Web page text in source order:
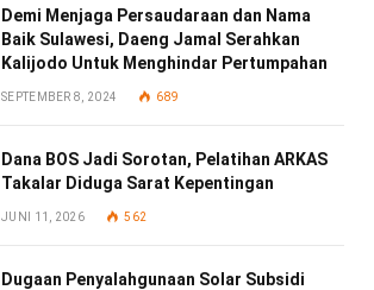
Demi Menjaga Persaudaraan dan Nama
Baik Sulawesi, Daeng Jamal Serahkan
Kalijodo Untuk Menghindar Pertumpahan
SEPTEMBER 8, 2024 689
Dana BOS Jadi Sorotan, Pelatihan ARKAS
Takalar Diduga Sarat Kepentingan
JUNI 11, 2026 562
Dugaan Penyalahgunaan Solar Subsidi